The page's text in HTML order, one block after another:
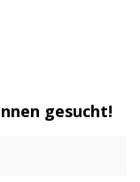
gesucht!